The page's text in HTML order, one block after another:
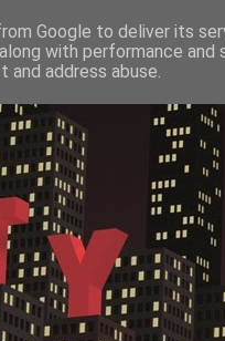
Google to deliver its
with performance
address abuse.